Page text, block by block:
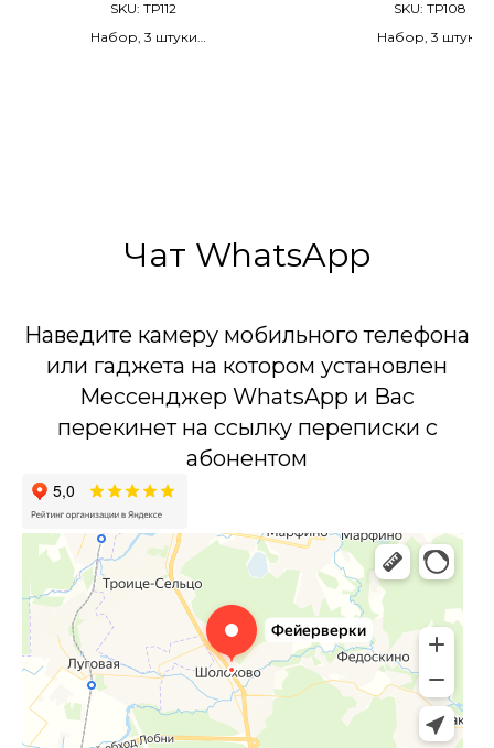
SKU: ТР112
Набор, 3 штуки
SKU: ТР108
Набор, 3 штуки
Чат WhatsApp
Наведите камеру мобильного телефона
или гаджета на котором установлен
Мессенджер WhatsApp и Вас
перекинет на ссылку переписки с
абонентом